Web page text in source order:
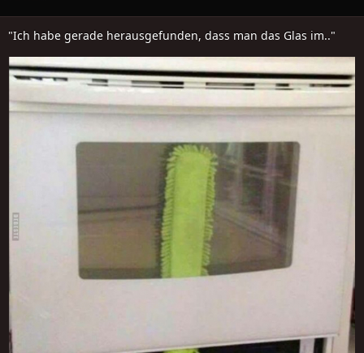
"Ich habe gerade herausgefunden, dass man das Glas im.."